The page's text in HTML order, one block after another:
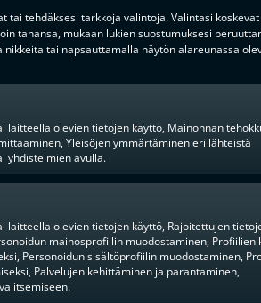
tai tehdäksesi tarkkoja valintoja. Valintasi
tahansa, mukaan lukien suostumuksesi
tai napsauttamalla näytön alareunassa
olevien tietojen käyttö, Mainonnan
Yleisöjen ymmärtäminen eri lähteistä
yhdistelmien avulla.
laitteella olevien tietojen käyttö, Rajoitettujen
mainosprofiilin muodostaminen, Profiilien
Personoidun sisältöprofiilin muodostaminen,
Palvelujen kehittäminen ja parantaminen,
1-6
30:12
1-7
Joonatan Lindholm
38:55
1-8
Jasper Auvinen